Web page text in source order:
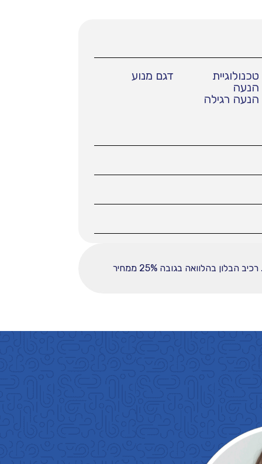
טכנולוגיית
הנעה
הנעה רגילה
דגם מנוע
ההחזר החודשי לחודש המפורט לעיל מבוסס על עסקה הכוללת מקדמה בסך 36000, ובפריסה ל-60 תשלומים. רכיב הבלון בהלוואה בגובה 25% ממחיר